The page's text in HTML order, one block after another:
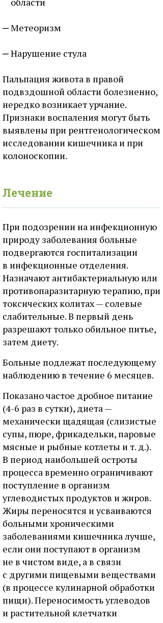
Метеоризм
Нарушение стула
Пальпация живота в правой
подвздошной области болезненно,
нередко возникает урчание.
Признаки воспаления могут быть
выявлены при рентгенологическом
исследовании кишечника и при
колоноскопии.
Лечение
При подозрении на инфекционную
природу заболевания больные
подвергаются госпитализации
в инфекционные отделения.
Назначают антибактериальную или
противопаразитарную терапию, при
токсических колитах — солевые
слабительные. В первый день
разрешают только обильное питье,
затем диету.
Больные подлежат последующему
наблюдению в течение 6 месяцев.
Показано частое дробное питание
(4-6 раз в сутки), диета —
механически щадящая (слизистые
супы, пюре, фрикадельки, паровые
мясные и рыбные котлеты и т. д.).
В период наибольшей остроты
процесса временно ограничивают
поступление в организм
углеводистых продуктов и жиров.
Жиры переносятся и усваиваются
больными хроническими
заболеваниями кишечника лучше,
если они поступают в организм
не в чистом виде, а в связи
с другими пищевыми веществами
(в процессе кулинарной обработки
пищи). Переносимость углеводов
и растительной клетчатки